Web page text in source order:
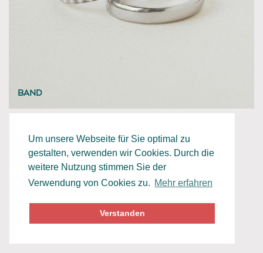
Um unsere Webseite für Sie optimal zu
gestalten, verwenden wir Cookies. Durch die
weitere Nutzung stimmen Sie der
Verwendung von Cookies zu. Mehr erfahren
Verstanden
BAND
Datenschutz Impressum